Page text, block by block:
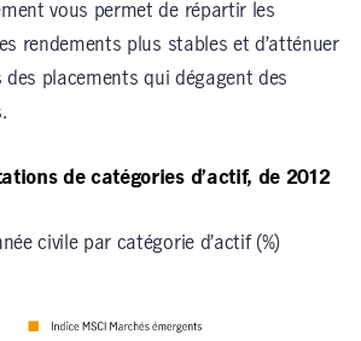
vous permet de répartir les
rendements plus stables et d’atténuer
des placements qui dégagent des
de catégories d’actif, de 2012
civile par catégorie d’actif (%)